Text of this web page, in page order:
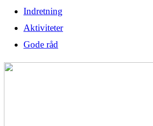
Indretning
Aktiviteter
Gode råd